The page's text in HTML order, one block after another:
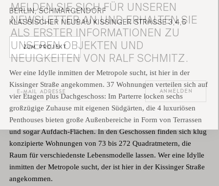
BERLIN,SCHMARGENDORF
KLASSISCHER NEUBAU KISSINGER STRASSE 3,4,5
ZUM PROJEKT
Wer eine Idylle inmitten der Metropole sucht, ist hier in der
Kissinger Straße angekommen. 37 Wohnungen verteilen sich auf
vier Etagen plus Dachgeschoss: Im Parterre locken sechs
großzügige Zuhause mit eigenen Südgärten, die 4 luxuriösen
Penthouses bieten große Außenbereiche in Form von Terrassen
und sogar Aufdach-Flächen. In den Geschossen finden sich klug
konzipierte Wohnungen von 73 bis 272 Quadratmetern, die
Raum für verschiedenste Lebensmodelle lassen. Wer eine Idylle
inmitten der Metropole sucht, der ist hier in der Kissinger Straße
angekommen.
MELDEN SIE SICH FÜR UNSEREN
NEWSLETTER AN UND ERHALTEN SIE
ALS ERSTER INFORMATIONEN ZU
UNSEREN OBJEKTEN UND
NEUIGKEITEN VON RALF SCHMITZ.